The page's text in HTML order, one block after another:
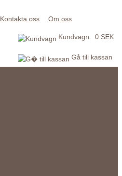
Kontakta oss Om oss
Kundvagn: 0 SEK
Gå till kassan